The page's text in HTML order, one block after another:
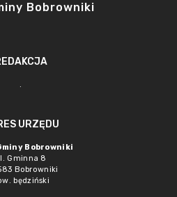
Bobrowniki
.
URZĘDU
Bobrowniki
Gminna 8
Bobrowniki
będziński